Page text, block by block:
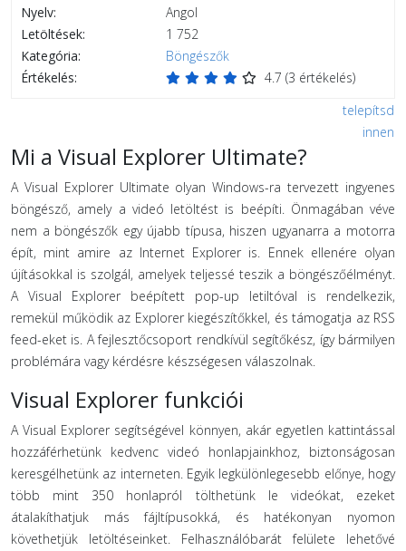
Nyelv:
Angol
Letöltések:
1 752
Kategória:
Böngészők
Értékelés:
4.7 (3 értékelés)
telepítsd
innen
Mi a Visual Explorer Ultimate?
A Visual Explorer Ultimate olyan Windows-ra tervezett ingyenes
böngésző, amely a videó letöltést is beépíti. Önmagában véve
nem a böngészők egy újabb típusa, hiszen ugyanarra a motorra
épít, mint amire az Internet Explorer is. Ennek ellenére olyan
újításokkal is szolgál, amelyek teljessé teszik a böngészőélményt.
A Visual Explorer beépített pop-up letiltóval is rendelkezik,
remekül működik az Explorer kiegészítőkkel, és támogatja az RSS
feed-eket is. A fejlesztőcsoport rendkívül segítőkész, így bármilyen
problémára vagy kérdésre készségesen válaszolnak.
Visual Explorer funkciói
A Visual Explorer segítségével könnyen, akár egyetlen kattintással
hozzáférhetünk kedvenc videó honlapjainkhoz, biztonságosan
keresgélhetünk az interneten. Egyik legkülönlegesebb előnye, hogy
több mint 350 honlapról tölthetünk le videókat, ezeket
átalakíthatjuk más fájltípusokká, és hatékonyan nyomon
követhetjük letöltéseinket. Felhasználóbarát felülete lehetővé